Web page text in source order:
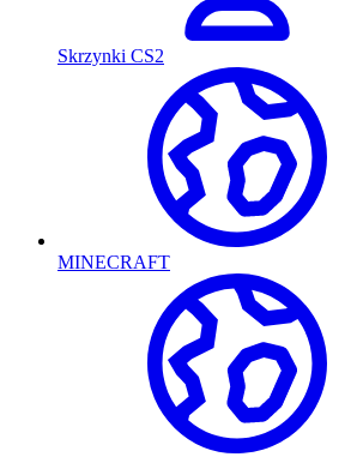
Skrzynki CS2
MINECRAFT